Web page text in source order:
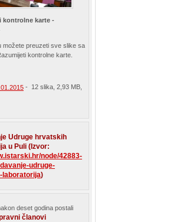
kontrolne karte -
možete preuzeti sve slike sa
kontrolne karte.
- 12 slika, 2,93 MB,
Udruge hrvatskih
u Puli (Izvor:
node/42883-
udruge-
laboratorija)
deset godina postali
članovi